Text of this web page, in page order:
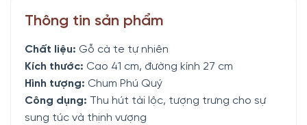
Thông tin sản phẩm
Chất liệu: Gỗ cà te tự nhiên
Kích thước: Cao 41 cm, đường kính 27 cm
Hình tượng: Chum Phú Quý
Công dụng: Thu hút tài lộc, tượng trưng cho sự
sung túc và thịnh vượng